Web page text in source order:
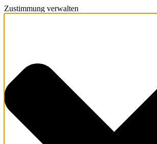
Zustimmung verwalten